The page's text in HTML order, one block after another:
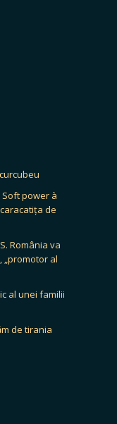
power à
de
România va
„promotor al
al unei familii
de tirania